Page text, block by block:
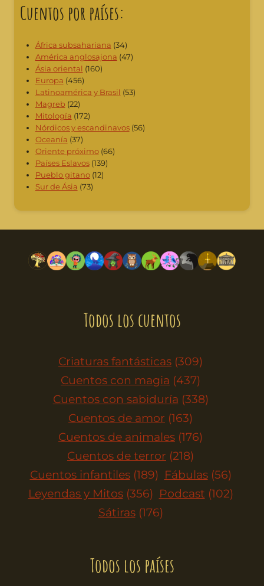
Cuentos por países:
África subsahariana (34)
América anglosajona (47)
Ásia oriental (160)
Europa (456)
Latinoamérica y Brasil (53)
Magreb (22)
Mitología (172)
Nórdicos y escandinavos(56)
Oceanía (37)
Oriente próximo(66)
Países Eslavos(139)
Pueblo gitano(12)
Sur de Ásia (73)
Todos los cuentos
Criaturas fantásticas (309)
Cuentos con magia (437)
Cuentos con sabiduría (338)
Cuentos de amor (163)
Cuentos de animales (176)
Cuentos de terror (218)
Cuentos infantiles (189) Fábulas (56)
Leyendas y Mitos (356) Podcast (102)
Sátiras (176)
Todos los países